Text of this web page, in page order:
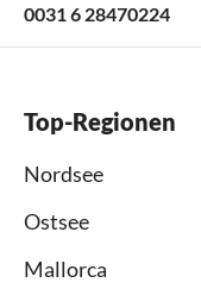
0031 6 28470224
Top-Regionen
Nordsee
Ostsee
Mallorca